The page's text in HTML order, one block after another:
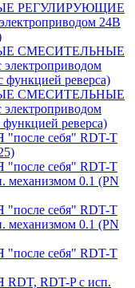
РЕГУЛИРУЮЩИЕ
24В
СМЕСИТЕЛЬНЫЕ
функцией реверса)
СМЕСИТЕЛЬНЫЕ
реверса)
себя" RDT-T
себя" RDT-T
механизмом 0.1 (PN
себя" RDT-T
механизмом 0.1 (PN
себя" RDT-T
RDT-P с исп.